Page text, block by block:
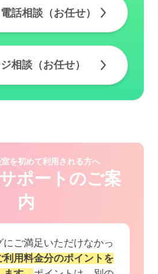
話相談（お任せ）
相談（お任せ）
を初めて利用される方へ
ポートのご案
内
にご満足いただけなかっ
利用料金分のポイントを